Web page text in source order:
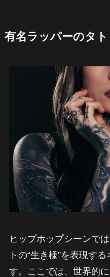
有名ラッパーのタ
ヒップホップシーンで
トの“生き様”を表現す
す。ここでは、世界的